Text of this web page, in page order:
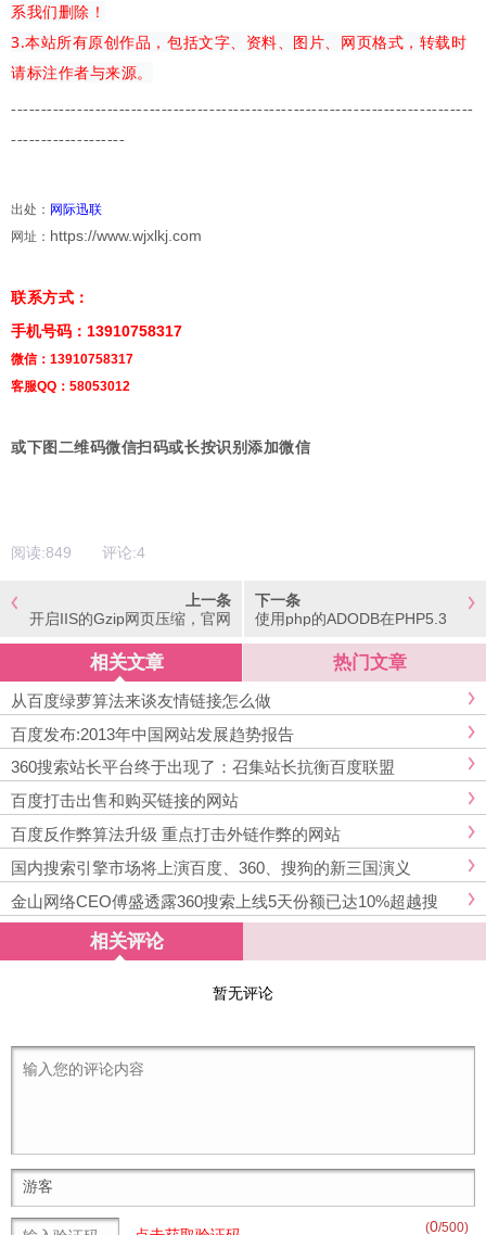
系我们删除！
3.本站所有原创作品，包括文字、资料、图片、网页格式，转载时
请标注作者与来源。
-----------------------------------------------------------------------------
-------------------
出处： 网际迅联
网址： https://www.wjxlkj.com
联系方式：
手机号码：13910758317
微信：13910758317
客服QQ：58053012
或下图二维码微信扫码或长按识别添加微信
阅读:849 评论:4
上一条
开启IIS的Gzip网页压缩，官网
下一条
使用php的ADODB在PHP5.3
t found错误的解决方案
相关文章 热门文章
从百度绿萝算法来谈友情链接怎么做
百度发布:2013年中国网站发展趋势报告
360搜索站长平台终于出现了：召集站长抗衡百度联盟
百度打击出售和购买链接的网站
百度反作弊算法升级 重点打击外链作弊的网站
国内搜索引擎市场将上演百度、360、搜狗的新三国演义
金山网络CEO傅盛透露360搜索上线5天份额已达10%超越搜
狗，成为国内第二大搜索引擎
相关评论
暂无评论
(0/500)